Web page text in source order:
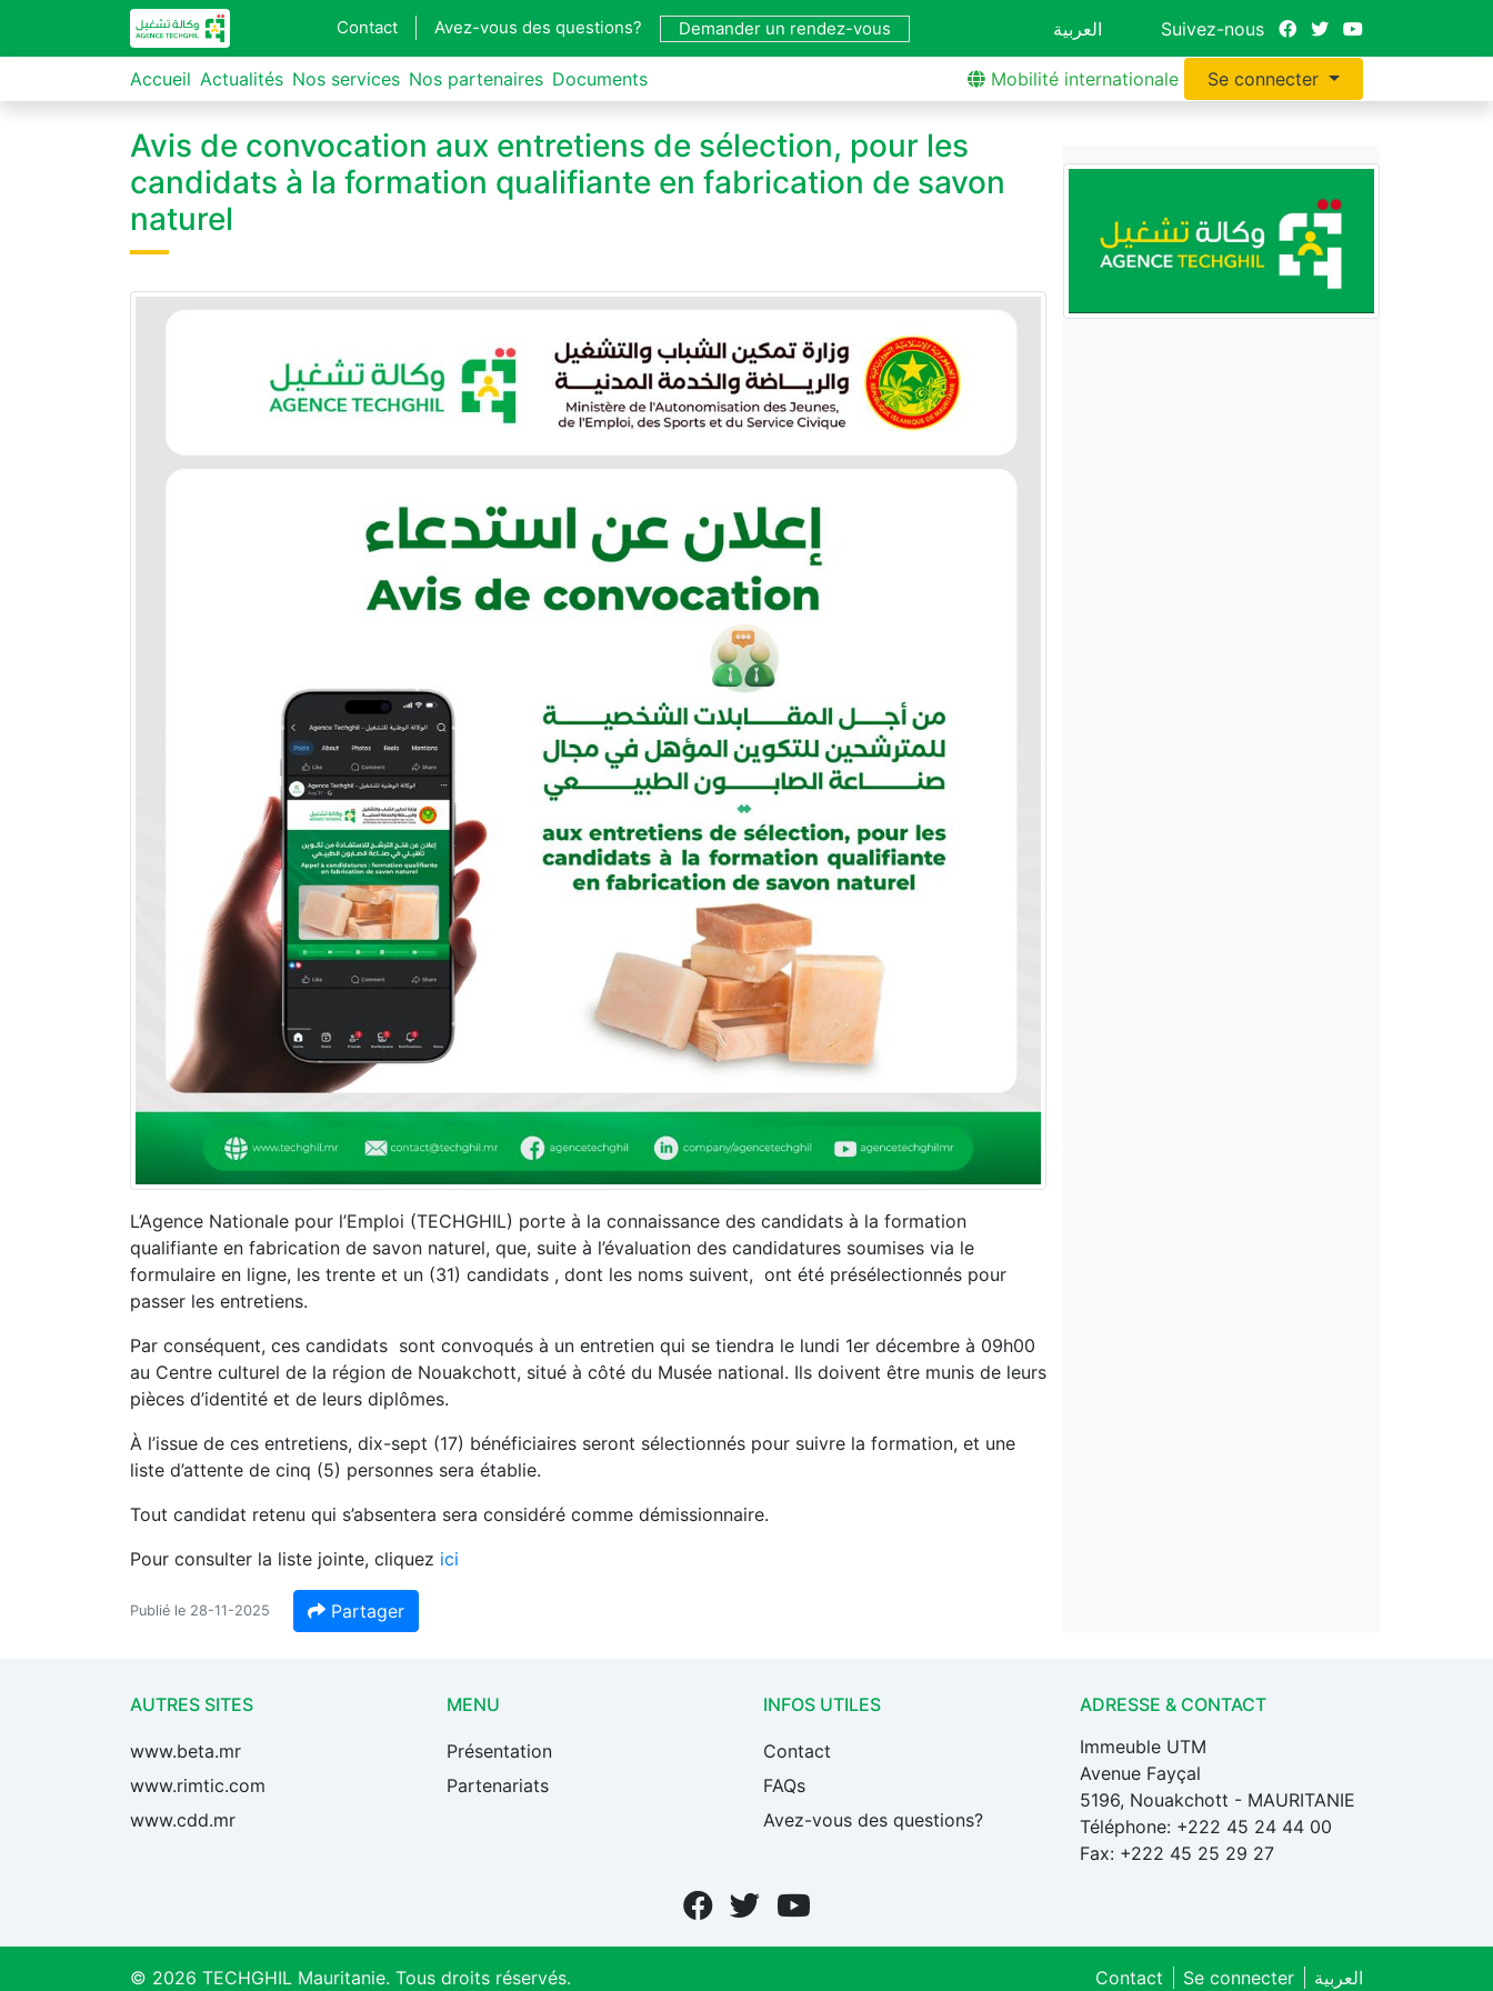
Contact Avez-vous des questions? Demander un rendez-vous العربية Suivez-nous
Accueil Actualités Nos services Nos partenaires Documents Mobilité internationale Se connecter
Avis de convocation aux entretiens de sélection, pour les
candidats à la formation qualifiante en fabrication de savon
naturel
L’Agence Nationale pour l’Emploi (TECHGHIL) porte à la connaissance des candidats à la formation
qualifiante en fabrication de savon naturel, que, suite à l’évaluation des candidatures soumises via le
formulaire en ligne, les trente et un (31) candidats , dont les noms suivent, ont été présélectionnés pour
passer les entretiens.
Par conséquent, ces candidats sont convoqués à un entretien qui se tiendra le lundi 1er décembre à 09h00
au Centre culturel de la région de Nouakchott, situé à côté du Musée national. Ils doivent être munis de leurs
pièces d’identité et de leurs diplômes.
À l’issue de ces entretiens, dix-sept (17) bénéficiaires seront sélectionnés pour suivre la formation, et une
liste d’attente de cinq (5) personnes sera établie.
Tout candidat retenu qui s’absentera sera considéré comme démissionnaire.
Pour consulter la liste jointe, cliquez ici
Publié le 28-11-2025 Partager
AUTRES SITES
www.beta.mr
www.rimtic.com
www.cdd.mr
MENU
Présentation
Partenariats
INFOS UTILES
Contact
FAQs
Avez-vous des questions?
ADRESSE & CONTACT
Immeuble UTM
Avenue Fayçal
5196, Nouakchott - MAURITANIE
Téléphone: +222 45 24 44 00
Fax: +222 45 25 29 27
© 2026 TECHGHIL Mauritanie. Tous droits réservés. Contact Se connecter العربية